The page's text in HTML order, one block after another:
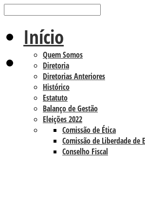
Início
Quem Somos
Diretoria
Diretorias Anteriores
Histórico
Estatuto
Balanço de Gestão
Eleições 2022
Comissão de Ética
Comissão de Liberdade de
Conselho Fiscal